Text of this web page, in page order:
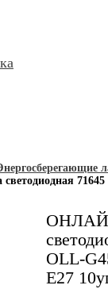
71645
OLL-
E27